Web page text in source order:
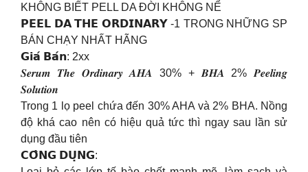
KHÔNG BIẾT PELL DA ĐỜI KHÔNG NỂ
𝗣𝗘𝗘𝗟 𝗗𝗔 𝗧𝗛𝗘 𝗢𝗥𝗗𝗜𝗡𝗔𝗥𝗬 -1 TRONG NHỮNG SP
BÁN CHẠY NHẤT HÃNG
𝗚𝗶𝗮́ 𝗕𝗮́𝗻: 2xx
𝑺𝒆𝒓𝒖𝒎 𝑻𝒉𝒆 𝑶𝒓𝒅𝒊𝒏𝒂𝒓𝒚 𝑨𝑯𝑨 30% + 𝑩𝑯𝑨 2% 𝑷𝒆𝒆𝒍𝒊𝒏𝒈
𝑺𝒐𝒍𝒖𝒕𝒊𝒐𝒏
Trong 1 lọ peel chứa đến 30% AHA và 2% BHA. Nồng
độ khá cao nên có hiệu quả tức thì ngay sau lần sử
dụng đầu tiên
𝗖𝗢̂𝗡𝗚 𝗗𝗨̣𝗡𝗚: